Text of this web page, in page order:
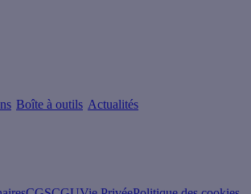
Boîte à outils Actualités